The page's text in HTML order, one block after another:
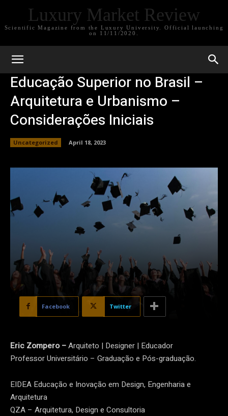
Luxury Market Review
Scientific Magazine from the Luxury University. Official launching
on 11/11/2020.
Educação Superior no Brasil –
Arquitetura e Urbanismo –
Considerações Iniciais
Uncategorized April 18, 2023
Facebook Twitter
Eric Zompero –Arquiteto | Designer | Educador
Professor Universitário – Graduação e Pós-graduação.
EIDEA Educação e Inovação em Design, Engenharia e
Arquitetura
QZA – Arquitetura, Design e Consultoria